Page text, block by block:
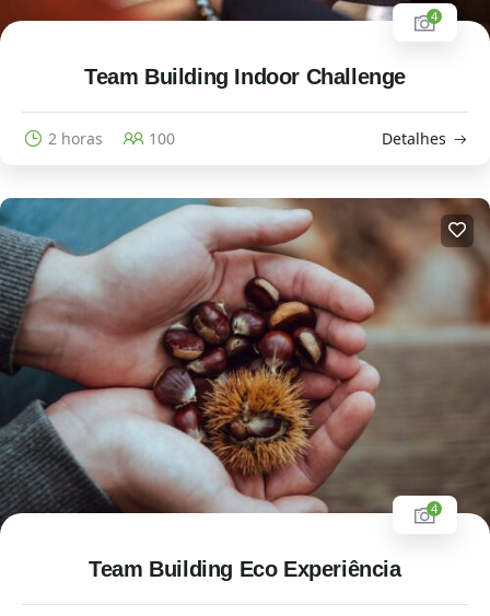
4
Team Building Indoor Challenge
2 horas 100 Detalhes
4
Team Building Eco Experiência